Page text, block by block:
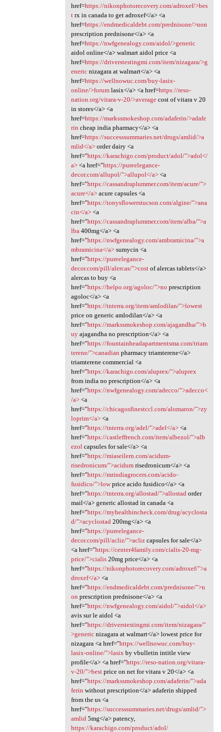
href=https://nikonphotorecovery.com/adroxef/>bes
trx in canada to get adroxef</a> <a
href=https://endmedicaldebt.com/prednisone/>non
prescription prednisone</a> <a
href=https://nwfgenealogy.com/aidol/>generic
aidol online</a> walmart aidol price <a
href=https://driverstestingmi.com/item/nizagara/>g
enericnizagara at walmart</a> <a
href=https://wellnowuc.com/buy-lasix-
online/>forumlasix</a> <a href=https://reso-
nation.org/vitara-v-20/>averagecost of vitara v 20
in stores</a> <a
href=https://markssmokeshop.com/adaferin/>adafe
rin cheap india pharmacy</a> <a
href=https://successsummaries.net/drugs/amlid/>a
mlid</a>order dairy <a
href="https://karachigo.com/product/adol/">adol</
a><a href="https://pureelegance-
decor.com/allupol/">allupol</a><a
href="https://cassandraplummer.com/item/acure/">
acure</a>acure capsules <a
href="https://tonysflowerstucson.com/algine/">ana
cin</a><a
href="https://cassandraplummer.com/item/alba/">a
lba 400mg</a> <a
href="https://nwfgenealogy.com/ambramicina/">a
mbramicina</a>sumycin <a
href="https://pureelegance-
decor.com/pill/alercas/">costof alercas tablets</a>
alercas to buy <a
href="https://helpo.org/agoloc/">no prescription
agoloc</a> <a
href="https://tnterra.org/item/amlodilan/">lowest
price on generic amlodilan</a> <a
href="https://markssmokeshop.com/ajagandha/">b
uyajagandha no prescription</a> <a
href="https://fountainheadapartmentsma.com/triam
terene/">canadian pharmacy triamterene</a>
triamterene commercial <a
href="https://karachigo.com/aluprex/">aluprex
from india no prescription</a> <a
href="https://nwfgenealogy.com/adecco/">adecco<
/a><a
href="https://chicagosfinestccl.com/alomaron/">zy
loprim</a><a
href="https://tnterra.org/adel/">adel</a><a
href="https://castleffrench.com/item/albezol/">alb
ezol capsules for sale</a> <a
href="https://miaseilern.com/acidum-
risedronicum/">acidumrisedronicum</a> <a
href="https://mrindiagrocers.com/acido-
fusidico/">lowprice acido fusidico</a> <a
href="https://tnterra.org/allostad/">allostad order
mail</a> generic allostad in canada <a
href="https://myhealthincheck.com/drug/acyclosta
d/">acyclostad 200mg</a> <a
href="https://pureelegance-
decor.com/pill/acliz/">aclizcapsules for sale</a>
<a href="https://center4family.com/cialis-20-mg-
price/">cialis20mg price</a> <a
href="https://nikonphotorecovery.com/adroxef/">a
droxef</a><a
href="https://endmedicaldebt.com/prednisone/">n
on prescription prednisone</a> <a
href="https://nwfgenealogy.com/aidol/">aidol</a>
avis sur le aidol <a
href="https://driverstestingmi.com/item/nizagara/"
>genericnizagara at walmart</a> lowest price for
nizagara <a href="https://wellnowuc.com/buy-
lasix-online/">lasix by vbulletin intitle view
profile</a> <a href="https://reso-nation.org/vitara-
v-20/">bestprice on net for vitara v 20</a> <a
href="https://markssmokeshop.com/adaferin/">ada
ferin without prescription</a> adaferin shipped
from the us <a
href="https://successsummaries.net/drugs/amlid/">
amlid 5mg</a> patency,
https://karachigo.com/product/adol/